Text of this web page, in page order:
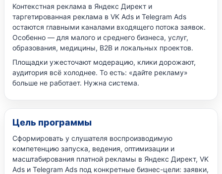
Контекстная реклама в Яндекс Директ и
таргетированная реклама в VK Ads и Telegram Ads
остаются главными каналами входящего потока заявок.
Особенно — для малого и среднего бизнеса, услуг,
образования, медицины, B2B и локальных проектов.
Площадки ужесточают модерацию, клики дорожают,
аудитория всё холоднее. То есть: «дайте рекламу»
больше не работает. Нужна система.
Цель программы
Сформировать у слушателя воспроизводимую
компетенцию запуска, ведения, оптимизации и
масштабирования платной рекламы в Яндекс Директ, VK
Ads и Telegram Ads под конкретные бизнес-цели: заявки,